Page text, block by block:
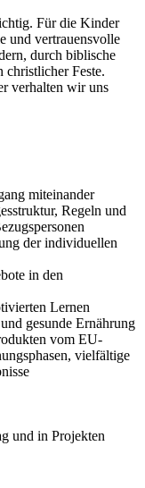
Für die Kinder
und vertrauensvolle
durch biblische
christlicher Feste.
verhalten wir uns
miteinander
Regeln und
der individuellen
in den
Lernen
gesunde Ernährung
vom EU-
vielfältige
und in Projekten